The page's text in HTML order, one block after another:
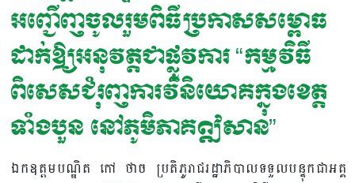
អញ្ជើញចូលរួមពិធីប្រកាសសម្ពោធ
ដាក់ឱ្យអនុវត្តជាផ្លូវការ “កម្មវិធី
ពិសេសជំរុញការវិនិយោគក្នុងខេត្ត
ទាំងបួន នៅភូមិភាគឦសាន”
ឯកឧត្តមបណ្ឌិត កៅ ថាច ប្រតិភូរាជរដ្ឋាភិបាលទទួលបន្ទុកជាអគ្គ